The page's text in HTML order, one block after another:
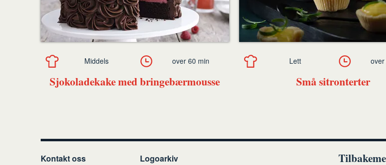
Sjokoladekake med bringebærmousse
Middels over 60 min
Små sitronterter
Lett
Kontakt oss Logoarkiv